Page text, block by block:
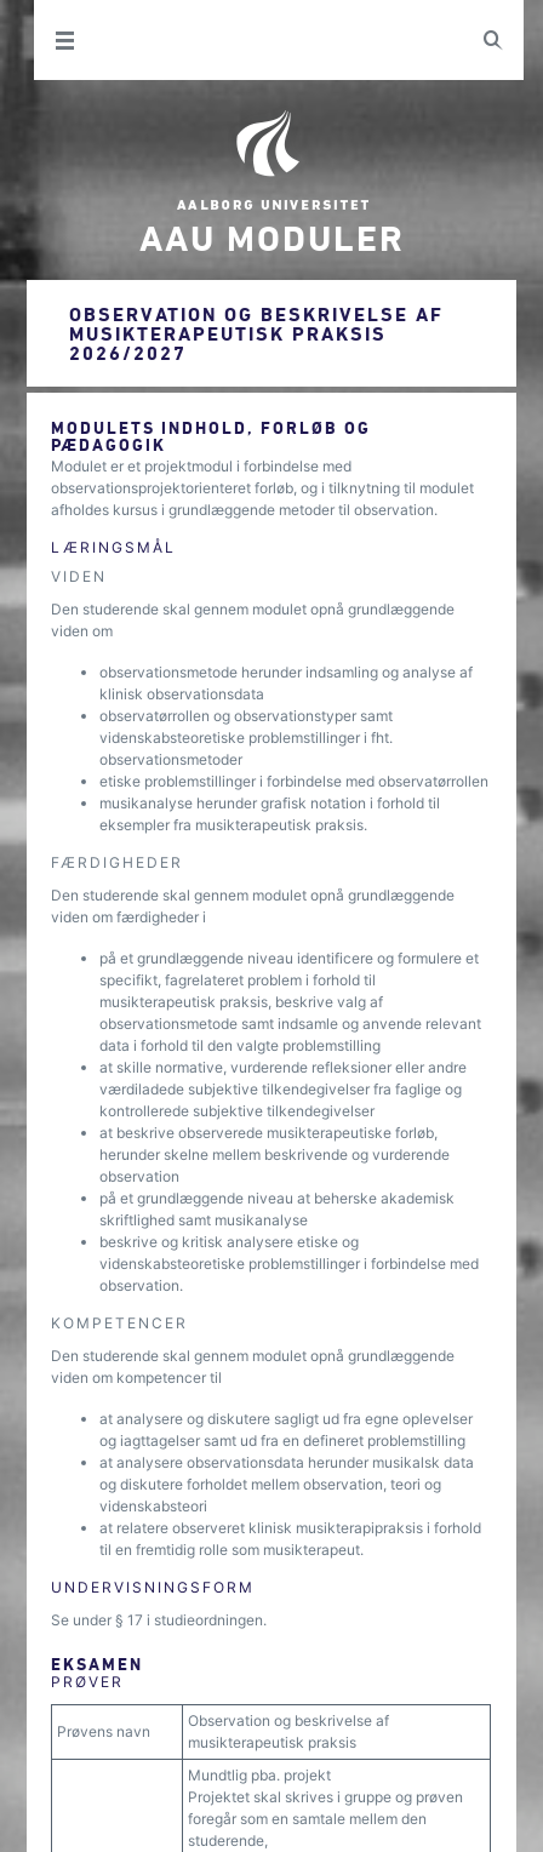
AAU MODULER
OBSERVATION OG BESKRIVELSE AF
MUSIKTERAPEUTISK PRAKSIS
2026/2027
MODULETS INDHOLD, FORLØB OG
PÆDAGOGIK
Modulet er et projektmodul i forbindelse med
observationsprojektorienteret forløb, og i tilknytning til modulet
afholdes kursus i grundlæggende metoder til observation.
LÆRINGSMÅL
VIDEN
Den studerende skal gennem modulet opnå grundlæggende
viden om
observationsmetode herunder indsamling og analyse af
klinisk observationsdata
observatørrollen og observationstyper samt
videnskabsteoretiske problemstillinger i fht.
observationsmetoder
etiske problemstillinger i forbindelse med observatørrollen
musikanalyse herunder grafisk notation i forhold til
eksempler fra musikterapeutisk praksis.
FÆRDIGHEDER
Den studerende skal gennem modulet opnå grundlæggende
viden om færdigheder i
på et grundlæggende niveau identificere og formulere et
specifikt, fagrelateret problem i forhold til
musikterapeutisk praksis, beskrive valg af
observationsmetode samt indsamle og anvende relevant
data i forhold til den valgte problemstilling
at skille normative, vurderende refleksioner eller andre
værdiladede subjektive tilkendegivelser fra faglige og
kontrollerede subjektive tilkendegivelser
at beskrive observerede musikterapeutiske forløb,
herunder skelne mellem beskrivende og vurderende
observation
på et grundlæggende niveau at beherske akademisk
skriftlighed samt musikanalyse
beskrive og kritisk analysere etiske og
videnskabsteoretiske problemstillinger i forbindelse med
observation.
KOMPETENCER
Den studerende skal gennem modulet opnå grundlæggende
viden om kompetencer til
at analysere og diskutere sagligt ud fra egne oplevelser
og iagttagelser samt ud fra en defineret problemstilling
at analysere observationsdata herunder musikalsk data
og diskutere forholdet mellem observation, teori og
videnskabsteori
at relatere observeret klinisk musikterapipraksis i forhold
til en fremtidig rolle som musikterapeut.
UNDERVISNINGSFORM
Se under § 17 i studieordningen.
EKSAMEN
PRØVER
Prøvens navn
Observation og beskrivelse af
musikterapeutisk praksis
Mundtlig pba. projekt
Projektet skal skrives i gruppe og prøven
foregår som en samtale mellem den
studerende,